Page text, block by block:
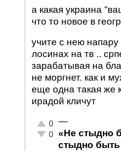
а какая украина
что то новое в
учите с нею
лосинах на тв ..
зарабатывая на
не моргнет. как и
еще одна такая же
ирадой кличут
Отлично!
0
Неадекватно!
0
—
«Не стыдно
стыдно быть